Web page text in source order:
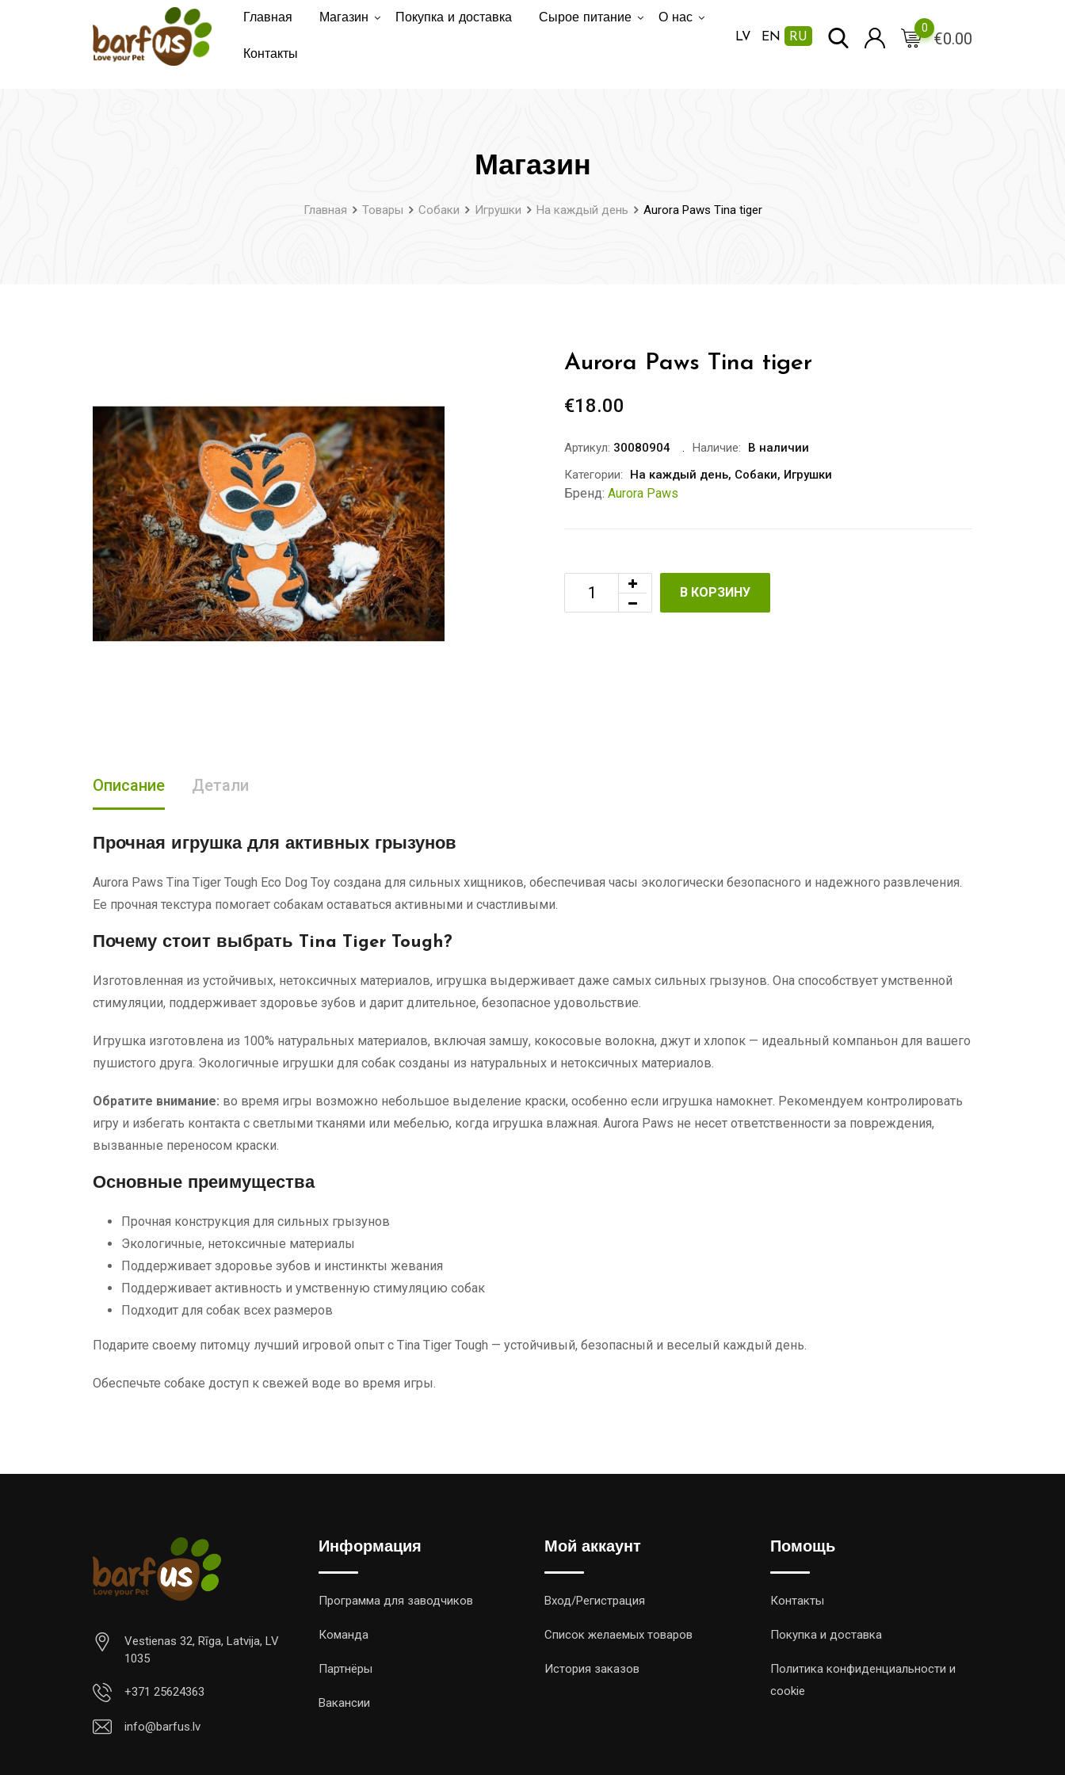
Главная Магазин Покупка и доставка Сырое питание О нас
Контакты
LV EN RU €0.00
0
Магазин
Главная Товары Собаки Игрушки На каждый день Aurora Paws Tina tiger
Aurora Paws Tina tiger
€18.00
Артикул: 30080904 Наличие:
В наличии
Категории:
На каждый день, Собаки, Игрушки
Бренд: Aurora Paws
В КОРЗИНУ
Описание Детали
Прочная игрушкадля активных грызунов
Aurora Paws Tina Tiger Tough Eco Dog Toy создана для сильных хищников, обеспечивая часы экологически безопасного и надежного развлечения.
Ее прочная текстура помогает собакам оставаться активными и счастливыми.
Почему стоит выбрать Tina Tiger Tough?
Изготовленная из устойчивых, нетоксичных материалов, игрушка выдерживает даже самых сильных грызунов. Она способствует умственной
стимуляции, поддерживает здоровье зубов и дарит длительное, безопасное удовольствие.
Игрушка изготовлена из 100% натуральных материалов, включая замшу, кокосовые волокна, джут и хлопок — идеальный компаньон для вашего
пушистого друга. Экологичные игрушки для собак созданы из натуральных и нетоксичных материалов.
Обратите внимание: во время игры возможно небольшое выделение краски, особенно если игрушка намокнет. Рекомендуем контролировать
игру и избегать контакта с светлыми тканями или мебелью, когда игрушка влажная. Aurora Paws не несет ответственности за повреждения,
вызванные переносом краски.
Основные преимущества
Прочная конструкция для сильных грызунов
Экологичные, нетоксичные материалы
Поддерживает здоровье зубов и инстинкты жевания
Поддерживает активность и умственную стимуляцию собак
Подходит для собак всех размеров
Подарите своему питомцу лучший игровой опыт с Tina Tiger Tough — устойчивый, безопасный и веселый каждый день.
Обеспечьте собаке доступ к свежей воде во время игры.
Vestienas 32, Rīga, Latvija, LV
1035
+371 25624363
info@barfus.lv
Информация
Программа для заводчиков
Команда
Партнёры
Вакансии
Мой аккаунт
Вход/Регистрация
Список желаемых товаров
История заказов
Помощь
Контакты
Покупка и доставка
Политика конфиденциальности и
cookie